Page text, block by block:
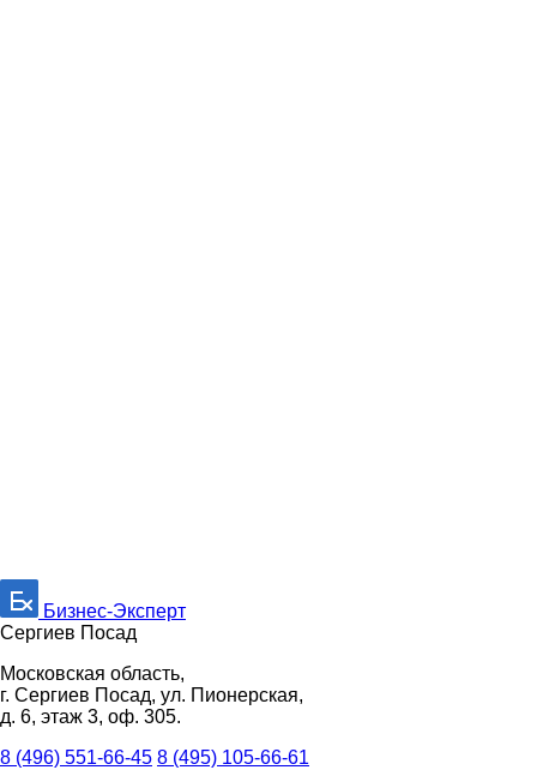
Бизнес-Эксперт
Сергиев Посад
Московская область,
г. Сергиев Посад, ул. Пионерская,
д. 6, этаж 3, оф. 305.
8 (496) 551-66-45 8 (495) 105-66-61